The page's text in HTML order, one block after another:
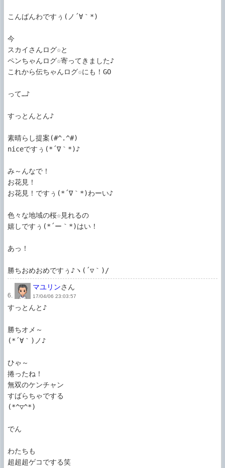
こんばんわですぅ(ノ´∀｀*)
今
スカイさんログ☆と
ペンちゃんログ☆寄ってきました♪
これから伝ちゃんログ☆にも！GO
って…♪
すっとんとん♪
素晴らし提案(#^.^#)
niceですぅ(*´∇｀*)♪
み～んなで！
お花見！
お花見！ですぅ(*´∇｀*)わーい♪
色々な地域の桜☆見れるの
嬉しですぅ(*´ー｀*)はい！
あっ！
勝ちおめおめですぅ♪ヽ(´▽｀)/
6.
マユリンさん
17/04/06 23:03:57
すっとんと♪
勝ちオメ～
(*´∀｀)ノ♪
ひゃ～
捲ったね！
無双のケンチャン
すばらちゃでする
(*^▽^*)
でん
わたちも
超超超ゲコでする笑